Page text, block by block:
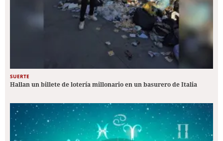
SUERTE
Hallan un billete de lotería millonario en un basurero de Italia